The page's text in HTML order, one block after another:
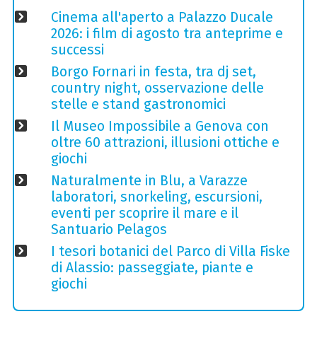
Cinema all'aperto a Palazzo Ducale
2026: i film di agosto tra anteprime e
successi
Borgo Fornari in festa, tra dj set,
country night, osservazione delle
stelle e stand gastronomici
Il Museo Impossibile a Genova con
oltre 60 attrazioni, illusioni ottiche e
giochi
Naturalmente in Blu, a Varazze
laboratori, snorkeling, escursioni,
eventi per scoprire il mare e il
Santuario Pelagos
I tesori botanici del Parco di Villa Fiske
di Alassio: passeggiate, piante e
giochi